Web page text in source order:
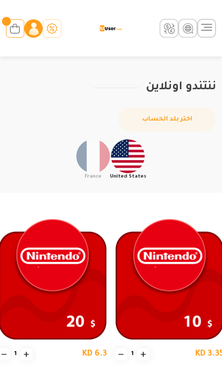
ننتندو اونلاين
اختر بلد الحساب
United States
France
KD
KD 6.3